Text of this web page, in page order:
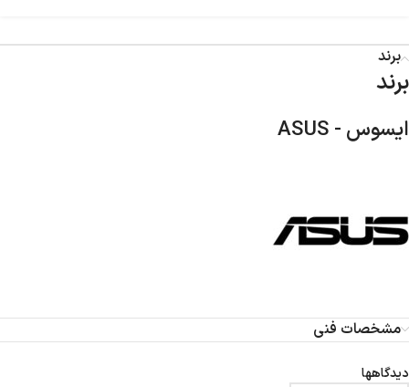
برند
برند
ایسوس - ASUS
مشخصات فنی
دیدگاهها